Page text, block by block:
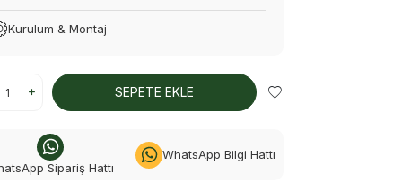
Kurulum & Montaj
SEPETE EKLE
Sipariş Hattı
WhatsApp Bilgi Hattı